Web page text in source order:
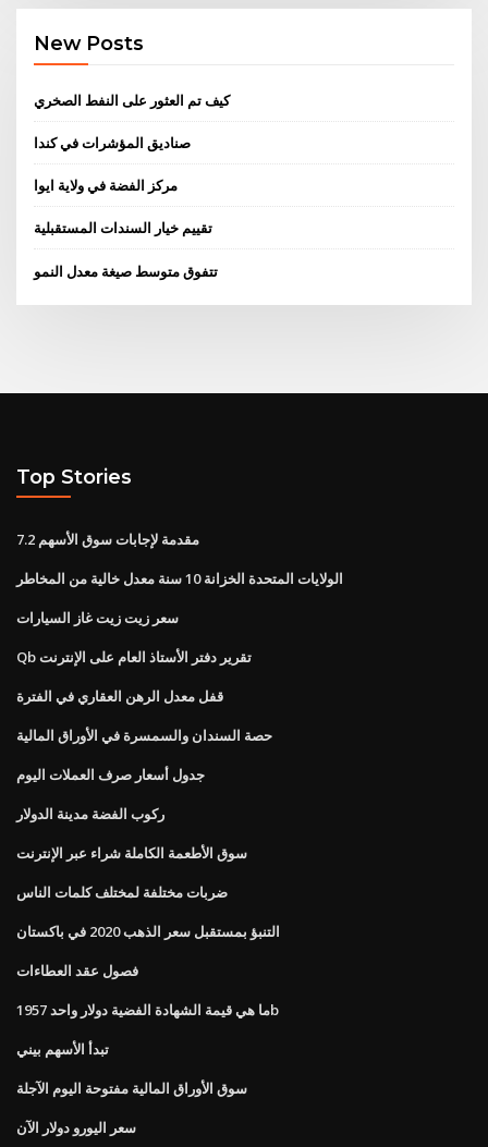
New Posts
كيف تم العثور على النفط الصخري
صناديق المؤشرات في كندا
مركز الفضة في ولاية ايوا
تقييم خيار السندات المستقبلية
تتفوق متوسط ​​صيغة معدل النمو
Top Stories
7.2 مقدمة لإجابات سوق الأسهم
الولايات المتحدة الخزانة 10 سنة معدل خالية من المخاطر
سعر زيت زيت غاز السيارات
Qb تقرير دفتر الأستاذ العام على الإنترنت
قفل معدل الرهن العقاري في الفترة
حصة السندان والسمسرة في الأوراق المالية
جدول أسعار صرف العملات اليوم
ركوب الفضة مدينة الدولار
سوق الأطعمة الكاملة شراء عبر الإنترنت
ضربات مختلفة لمختلف كلمات الناس
التنبؤ بمستقبل سعر الذهب 2020 في باكستان
فصول عقد العطاءات
ما هي قيمة الشهادة الفضية دولار واحد 1957b
تبدأ الأسهم بيني
سوق الأوراق المالية مفتوحة اليوم الآجلة
سعر اليورو دولار الآن